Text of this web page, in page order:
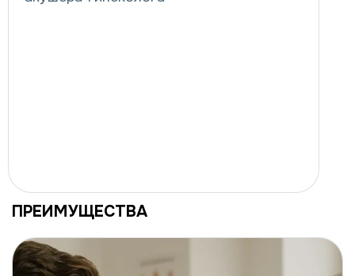
ПРЕИМУЩЕСТВА